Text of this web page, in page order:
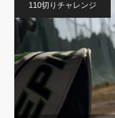
110切りチャレンジ